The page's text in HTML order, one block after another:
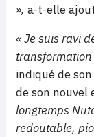
», a-t-elle
« Je suis ravi
transformation
indiqué de
de son nouvel
longtemps
redoutable,